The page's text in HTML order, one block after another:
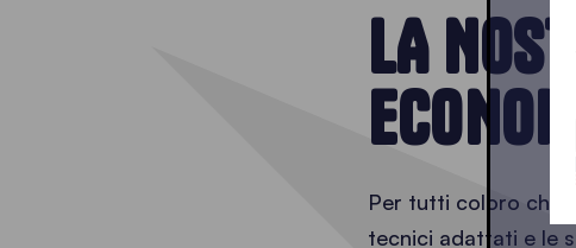
LA
Per tutti coloro che
tecnici adattati e le